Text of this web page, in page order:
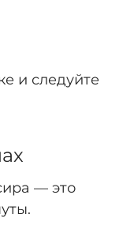
и следуйте
— это